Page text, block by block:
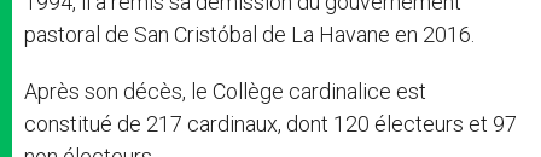
pastoral de San Cristóbal de La Havane en 2016.
Après son décès, le Collège cardinalice est
constitué de 217 cardinaux, dont 120 électeurs et 97